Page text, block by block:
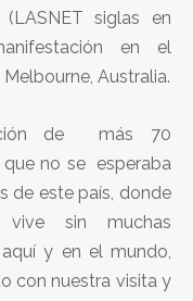
siglas en
en el
Australia.
de más 70
no se esperaba
de este país, donde
sin muchas
y en el mundo,
con nuestra visita y